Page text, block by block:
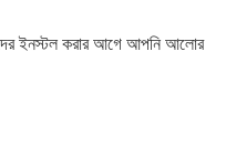
ইনস্টল করার আগে আপনি আলোর